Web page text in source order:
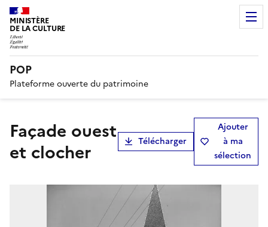
MINISTÈRE
DE LA CULTURE
POP
Plateforme ouverte du patrimoine
Façade ouest
et clocher
Télécharger
Ajouter
à ma
sélection